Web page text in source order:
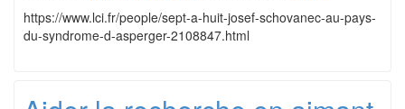
https://www.lci.fr/people/sept-a-huit-josef-schovanec-au-pays-
du-syndrome-d-asperger-2108847.html